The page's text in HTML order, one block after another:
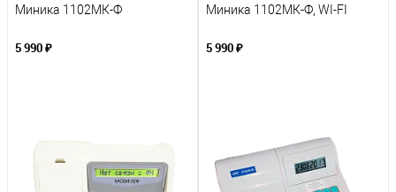
Миника 1102МК-Ф
5 990 ₽
К сравнению
В избранное
Миника 1102МК-Ф, WI-FI
5 990 ₽
К сравнению
В избранное